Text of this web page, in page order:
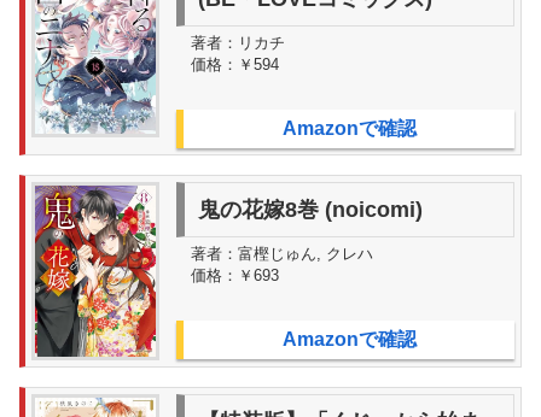
著者： リカチ
価格： ￥594
Amazonで確認
鬼の花嫁8巻 (noicomi)
著者： 富樫じゅん, クレハ
価格： ￥693
Amazonで確認